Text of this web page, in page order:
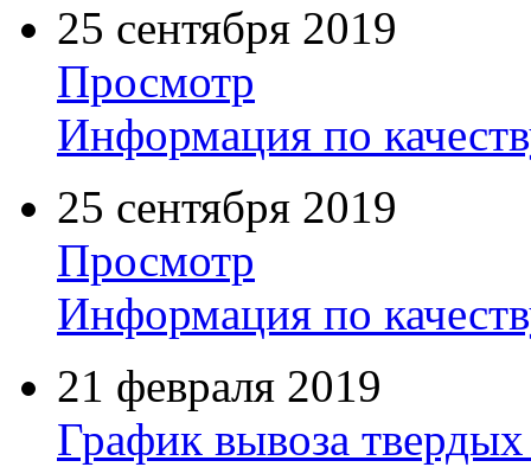
25 сентября 2019
Просмотр
Информация по
25 сентября 2019
Просмотр
Информация по
21 февраля 2019
График вывоза